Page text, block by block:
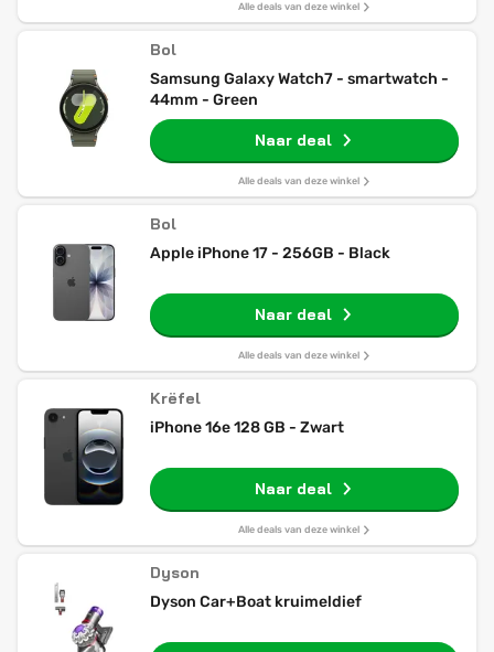
Alle deals van deze winkel
Bol
Samsung Galaxy Watch7 - smartwatch -
44mm - Green
Naar deal
Alle deals van deze winkel
Bol
Apple iPhone 17 - 256GB - Black
Naar deal
Alle deals van deze winkel
Krëfel
iPhone 16e 128 GB - Zwart
Naar deal
Alle deals van deze winkel
Dyson
Dyson Car+Boat kruimeldief